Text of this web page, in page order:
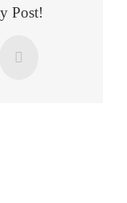
Post!
E-